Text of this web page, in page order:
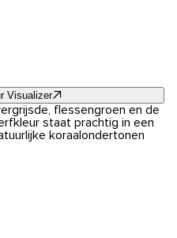
Visualizer
flessengroen en de
staat prachtig in een
koraalondertonen